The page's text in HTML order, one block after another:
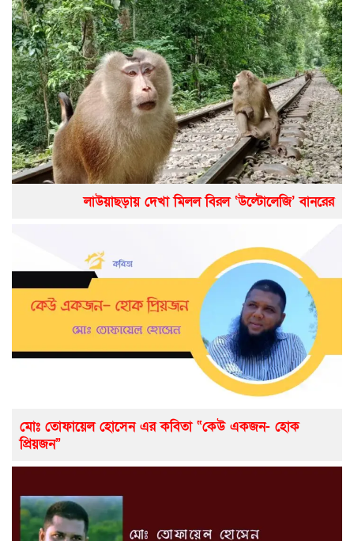
লাউয়াছড়ায় দেখা মিলল বিরল ‘উল্টোলেজি’ বানরের
মোঃ তোফায়েল হোসেন এর কবিতা “কেউ একজন- হোক
প্রিয়জন”